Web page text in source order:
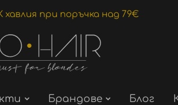
при поръчка над 79€
Брандове Блог